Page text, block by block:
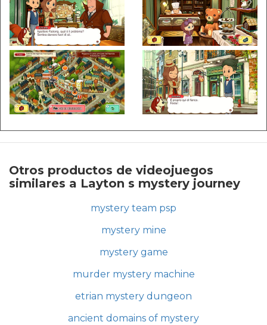
Otros productos de videojuegos
similares a Layton s mystery journey
mystery team psp
mystery mine
mystery game
murder mystery machine
etrian mystery dungeon
ancient domains of mystery